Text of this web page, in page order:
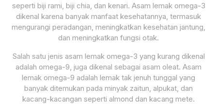
seperti biji rami, biji chia, dan kenari. Asam lemak omega-3
dikenal karena banyak manfaat kesehatannya, termasuk
mengurangi peradangan, meningkatkan kesehatan jantung,
dan meningkatkan fungsi otak.
Salah satu jenis asam lemak omega-3 yang kurang dikenal
adalah omega-9, juga dikenal sebagai asam oleat. Asam
lemak omega-9 adalah lemak tak jenuh tunggal yang
banyak ditemukan pada minyak zaitun, alpukat, dan
kacang-kacangan seperti almond dan kacang mete.